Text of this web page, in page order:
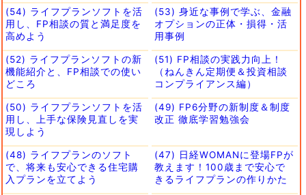
(54) ライフプランソフトを活
用し、FP相談の質と満足度を
高めよう
(53) 身近な事例で学ぶ、金融
オプションの正体・損得・活
用事例
(52) ライフプランソフトの新
機能紹介と、FP相談での使い
どころ
(51) FP相談の実践力向上！
（ねんきん定期便＆投資相談
コンプライアンス編）
(50) ライフプランソフトを活
用し、上手な保険見直しを実
現しよう
(49) FP6分野の新制度＆制度
改正 徹底学習勉強会
(48) ライフプランのソフト
で、将来も安心できる住宅購
入プランを立てよう
(47) 日経WOMANに登場FPが
教えます！100歳まで安心で
きるライフプランの作りかた